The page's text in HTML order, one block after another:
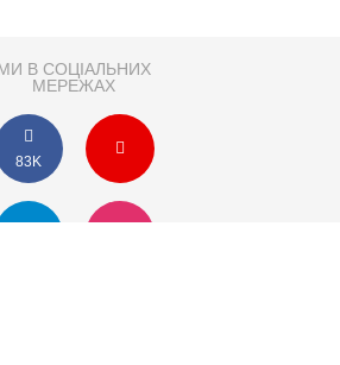
В СОЦІАЛЬНИХ
МЕРЕЖАХ
83K